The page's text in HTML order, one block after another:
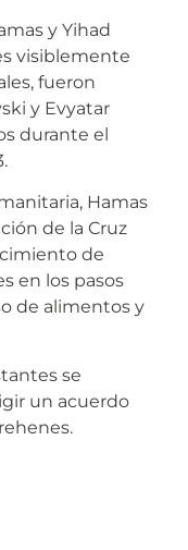
y Yihad
visiblemente
fueron
y Evyatar
durante el
Hamas
de la Cruz
de
en los pasos
de alimentos y
se
un acuerdo